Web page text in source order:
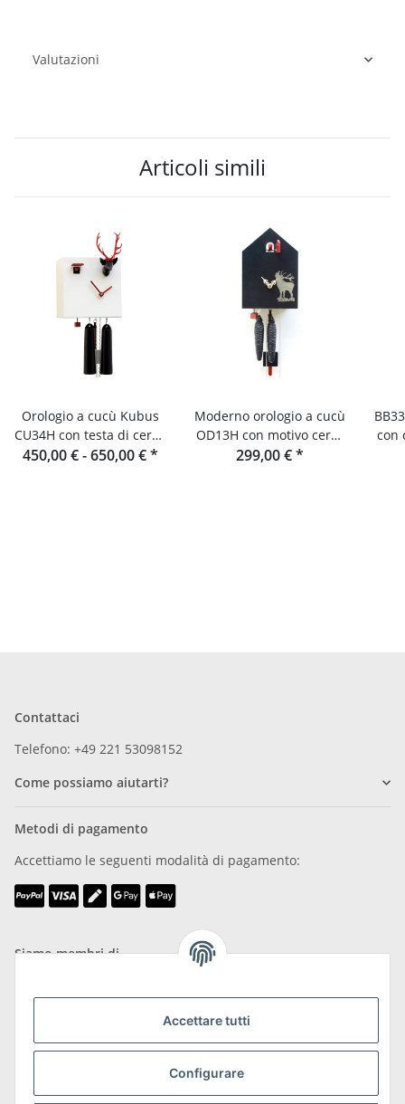
Accettare tutti
Configurare
Valutazioni
Articoli simili
Orologio a cucù Kubus
CU34H con testa di cervo
di Rombach & Haas
450,00 € -650,00 €*
Moderno orologio a cucù
OD13H con motivo cervo
di Rombach & Haas
299,00 €*
con
Contattaci
Telefono: +49 221 53098152
Come possiamo aiutarti?
Metodi di pagamento
Accettiamo le seguenti modalità di pagamento:
Siamo membri di